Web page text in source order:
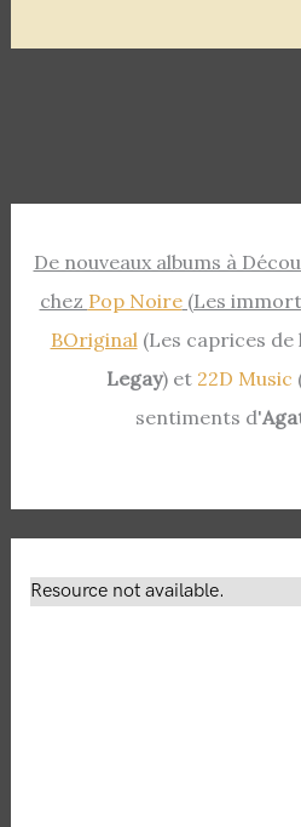
De nouveaux albums à
chez Pop Noire(Les
BOriginal (Les caprices
Legay) et 22D Music
sentiments d'